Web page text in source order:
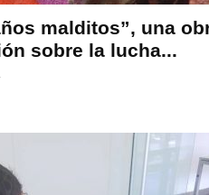
malditos”, una
sobre la lucha...